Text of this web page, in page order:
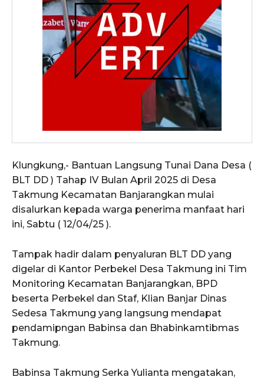
Klungkung,- Bantuan Langsung Tunai Dana Desa (
BLT DD ) Tahap IV Bulan April 2025 di Desa
Takmung Kecamatan Banjarangkan mulai
disalurkan kepada warga penerima manfaat hari
ini, Sabtu ( 12/04/25 ).
Tampak hadir dalam penyaluran BLT DD yang
digelar di Kantor Perbekel Desa Takmung ini Tim
Monitoring Kecamatan Banjarangkan, BPD
beserta Perbekel dan Staf, Klian Banjar Dinas
Sedesa Takmung yang langsung mendapat
pendamipngan Babinsa dan Bhabinkamtibmas
Takmung.
Babinsa Takmung Serka Yulianta mengatakan,